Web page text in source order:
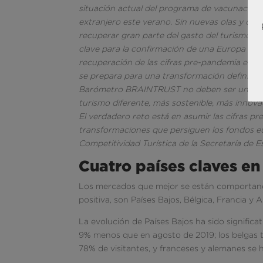
situación actual del programa de
extranjero este verano. Sin nuevas olas y
recuperar gran parte del gasto del turismo
clave para la confirmación de una Europa
recuperación de las cifras pre-pandemia en
se prepara para una transformación
Barómetro BRAINTRUST no deben ser una
turismo diferente, más sostenible, más
El verdadero reto está en asumir las cifras
transformaciones que persiguen los fondos
Competitividad Turística de la Secretaría de
Cuatro países claves
Los mercados que mejor se están
positiva, son Países Bajos, Bélgica, Francia y
La evolución de Países Bajos ha sido
9% menos que en agosto de 2019; los
78% de visitantes, y franceses y alemanes se